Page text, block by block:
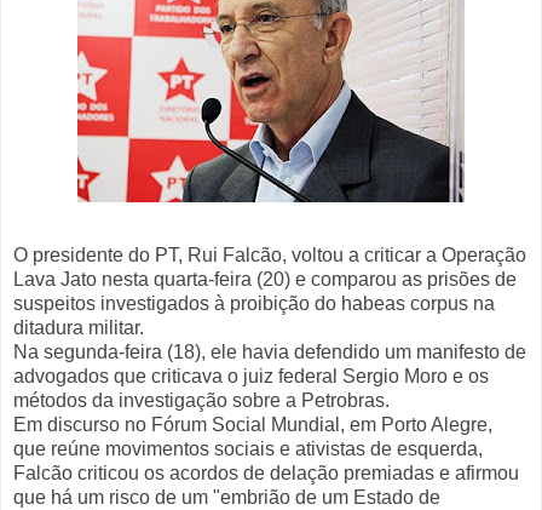
O presidente do PT, Rui Falcão, voltou a criticar a Operação
Lava Jato nesta quarta-feira (20) e comparou as prisões de
suspeitos investigados à proibição do habeas corpus na
ditadura militar.
Na segunda-feira (18), ele havia defendido um manifesto de
advogados que criticava o juiz federal Sergio Moro e os
métodos da investigação sobre a Petrobras.
Em discurso no Fórum Social Mundial, em Porto Alegre,
que reúne movimentos sociais e ativistas de esquerda,
Falcão criticou os acordos de delação premiadas e afirmou
que há um risco de um "embrião de um Estado de